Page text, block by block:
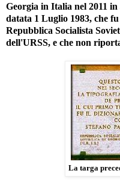
Georgia in Italia nel 2011
datata 1 Luglio 1983, che
Repubblica Socialista
dell'URSS, e che non
La targa